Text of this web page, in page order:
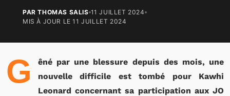
PAR THOMAS SALIS 11 JUILLET 2024
MIS À JOUR LE11 JUILLET 2024
G
êné par une blessure depuis des mois, une
nouvelle difficile est tombé pour Kawhi
Leonard concernant sa participation aux JO